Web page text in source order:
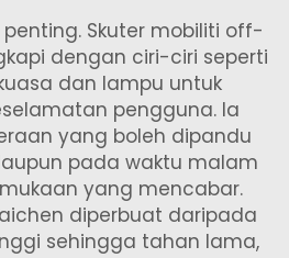
Skuter mobiliti off-
dengan ciri-ciri seperti
dan lampu untuk
pengguna. Ia
yang boleh dipandu
pada waktu malam
yang mencabar.
diperbuat daripada
sehingga tahan lama,